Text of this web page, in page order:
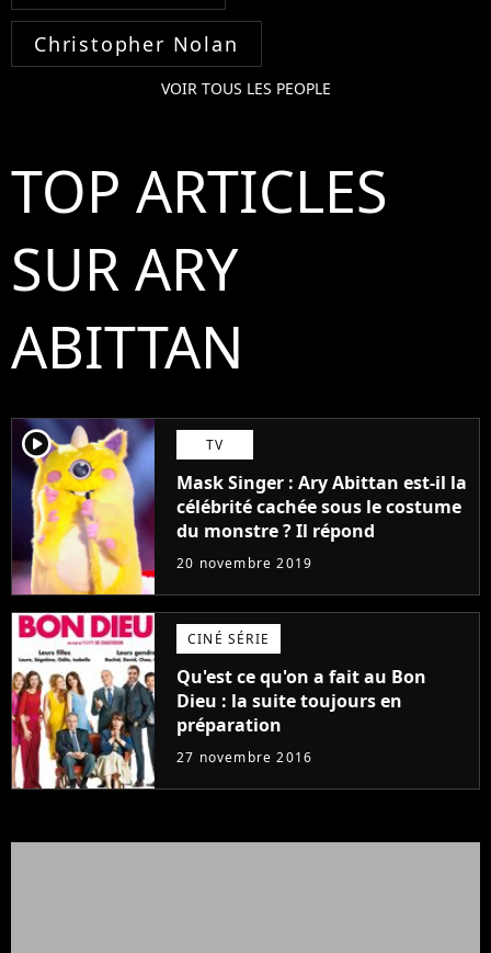
Christopher Nolan
VOIR TOUS LES PEOPLE
TOP ARTICLES
SUR ARY
ABITTAN
player2 TV
Mask Singer : Ary Abittan est-il la
célébrité cachée sous le costume
du monstre ? Il répond
20 novembre 2019
CINÉ SÉRIE
Qu'est ce qu'on a fait au Bon
Dieu : la suite toujours en
préparation
27 novembre 2016